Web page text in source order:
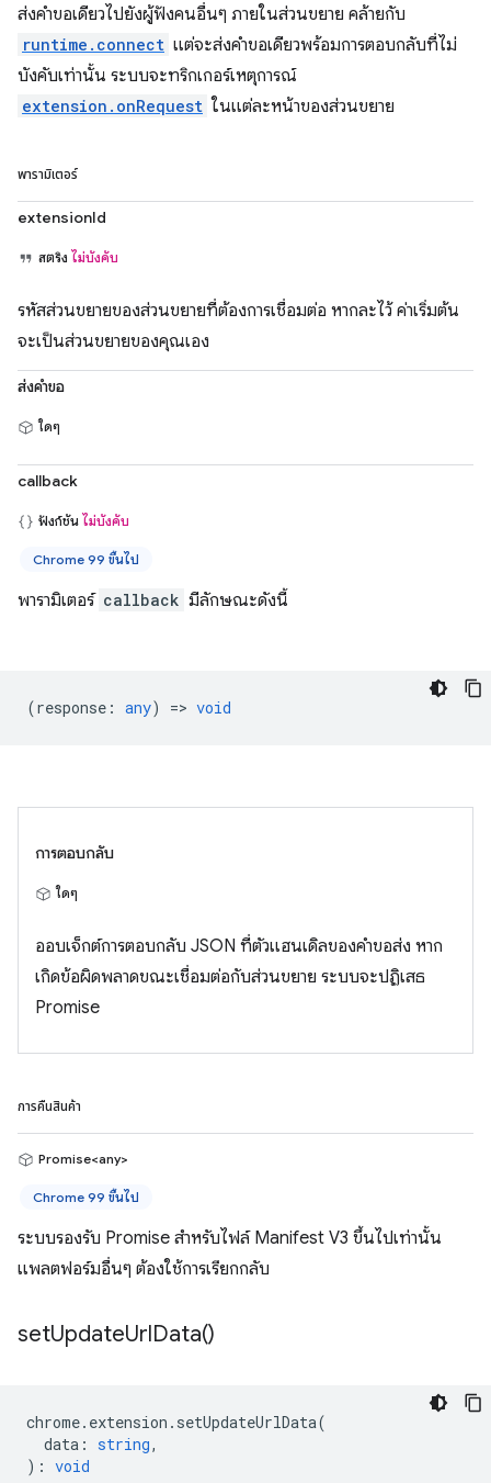
ส่งคำขอเดียวไปยังผู้ฟังคนอื่นๆ ภายในส่วนขยาย คล้ายกับ
runtime.connect แต่จะส่งคำขอเดียวพร้อมการตอบกลับที่ไม่
บังคับเท่านั้น ระบบจะทริกเกอร์เหตุการณ์
extension.onRequest ในแต่ละหน้าของส่วนขยาย
พารามิเตอร์
extensionId
สตริง ไม่บังคับ
รหัสส่วนขยายของส่วนขยายที่ต้องการเชื่อมต่อ หากละไว้ ค่าเริ่มต้น
จะเป็นส่วนขยายของคุณเอง
ส่งคำขอ
ใดๆ
callback
ฟังก์ชัน ไม่บังคับ
Chrome 99 ขึ้นไป
พารามิเตอร์ callback มีลักษณะดังนี้
(response : any) => void
การตอบกลับ
ใดๆ
ออบเจ็กต์การตอบกลับ JSON ที่ตัวแฮนเดิลของคำขอส่ง หาก
เกิดข้อผิดพลาดขณะเชื่อมต่อกับส่วนขยาย ระบบจะปฏิเสธ
Promise
การคืนสินค้า
Promise<any>
Chrome 99 ขึ้นไป
ระบบรองรับ Promise สำหรับไฟล์ Manifest V3 ขึ้นไปเท่านั้น
แพลตฟอร์มอื่นๆ ต้องใช้การเรียกกลับ
setUpdateUrlData()
chrome. extension . setUpdateUrlData(
data : string,
) : void